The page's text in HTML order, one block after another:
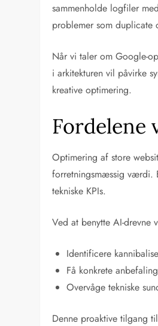
sammenholde logfiler
problemer som duplicate
Når vi taler om Google-
i arkitekturen vil påvirke
kreative optimering.
Fordelene
Optimering af store
forretningsmæssig værdi.
tekniske KPIs.
Ved at benytte AI-drevne
Identificere
Få konkrete
Overvåge tekniske
Denne proaktive tilgang